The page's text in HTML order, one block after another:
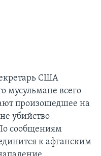
США
мусульмане всего
произошедшее на
убийство
сообщениям
к афганским